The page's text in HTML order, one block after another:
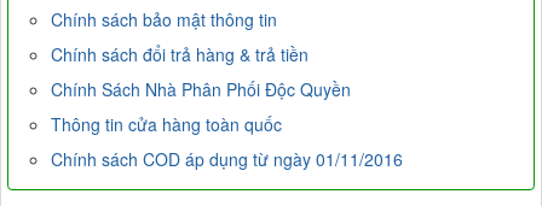
Chính sách bảo mật thông tin
Chính sách đổi trả hàng & trả tiền
Chính Sách Nhà Phân Phối Độc Quyền
Thông tin cửa hàng toàn quốc
Chính sách COD áp dụng từ ngày 01/11/2016